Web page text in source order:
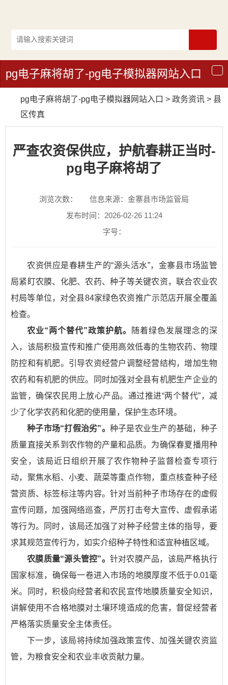
导
航
pg电子麻将胡了-pg电子模拟器网站入口
pg电子麻将胡了-pg电子模拟器网站入口 > 政务资讯 > 县
区传真
严查农资保供应，护航春耕正当时-
pg电子麻将胡了
浏览次数：
信息来源：金寨县市场监管局
发布时间：2026-02-26 11:24
字号：
农资供应是春耕生产的“源头活水”，金寨县市场监管
局紧盯农膜、化肥、农药、种子等关键农资，联合农业农
村局等单位，对全县84家绿色农资推广示范店开展全覆盖
检查。
农业“两个替代”政策护航。
随着绿色发展理念的深
入，该局积极宣传和推广使用高效低毒的生物农药、物理
防控和有机肥。引导农资经营户调整经营结构，增加生物
农药和有机肥的供应。同时加强对全县有机肥生产企业的
监管，确保农民用上放心产品。 通过推进“两个替代”，减
少了化学农药和化肥的使用量，保护生态环境。
种子市场“打假治劣”。 种子是农业生产的基础，种子
质量直接关系到农作物的产量和品质。为确保春夏播用种
安全，该局近日组织开展了农作物种子监督检查专项行
动，聚焦水稻、小麦、蔬菜等重点作物，重点核查种子经
营资质、标签标注等内容。针对当前种子市场存在的虚假
宣传问题，加强网络巡查，严厉打击夸大宣传、虚假承诺
等行为。同时，该局还加强了对种子经营主体的指导，要
求其规范宣传行为，如实介绍种子特性和适宜种植区域。
农膜质量“源头管控”。 针对农膜产品，该局严格执行
国家标准，确保每一卷进入市场的地膜厚度不低于0.01毫
米。同时，积极向经营者和农民宣传地膜质量安全知识，
讲解使用不合格地膜对土壤环境造成的危害，督促经营者
严格落实质量安全主体责任。
下一步，该局将持续加强政策宣传、加强关键农资监
管， 为粮食安全和农业丰收贡献力量。